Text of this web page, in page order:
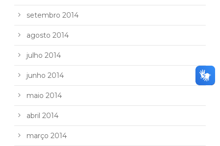
setembro 2014
agosto 2014
julho 2014
junho 2014
maio 2014
abril 2014
março 2014